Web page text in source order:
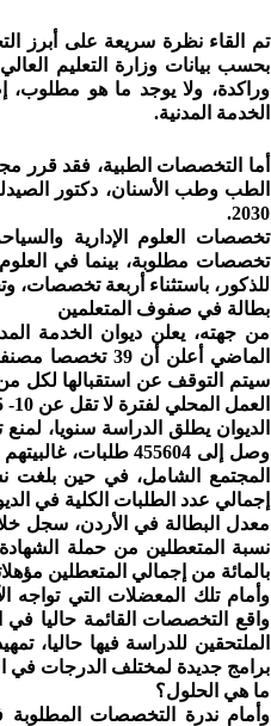
تم القاء نظرة سريعة على أبرز
بحسب بيانات وزارة التعليم
الخدمة المدنية.
أما التخصصات الطبية، فقد قرر
الطب وطب الأسنان، دكتور
2030.
تخصصات العلوم الإدارية
تخصصات مطلوبة، بينما في
للذكور، باستثناء أربعة
بطالة في صفوف المتعلمين
من جهته، يعلن ديوان الخدمة
الماضي أعلن أن
العمل المحلي لفترة لا تقل عن 10- 15 سنة مقبلة.
الديوان يطلق الدراسة سنويا،
وصل إلى 455604
إجمالي عدد الطلبات الكلية في
بالمائة من إجمالي المتعطلين
وأمام تلك المعضلات التي تواجه
واقع التخصصات القائمة حاليا
الملتحقين للدراسة فيها حاليا،
برامج جديدة لمختلف الدرجات في
ما هي الحلول؟
وأمام ندرة التخصصات